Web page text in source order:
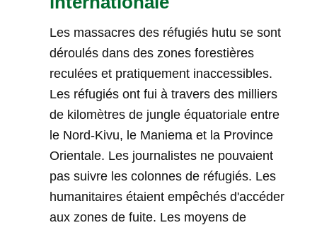
Les massacres des réfugiés hutu se sont
déroulés dans des zones forestières
reculées et pratiquement inaccessibles.
Les réfugiés ont fui à travers des milliers
de kilomètres de jungle équatoriale entre
le Nord-Kivu, le Maniema et la Province
Orientale. Les journalistes ne pouvaient
pas suivre les colonnes de réfugiés. Les
humanitaires étaient empêchés d'accéder
aux zones de fuite. Les moyens de